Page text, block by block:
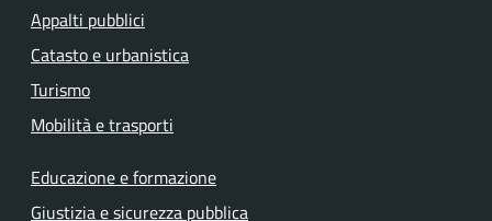
Appalti pubblici
Catasto e urbanistica
Turismo
Mobilità e trasporti
Educazione e formazione
Giustizia e sicurezza pubblica